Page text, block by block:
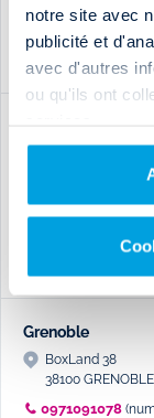
notre site avec
publicité et
avec d'autres
ou qu'ils ont
HORAIRES &
0971091078
HORAIRES &
Grenoble
BoxLand 38
38100 GRENOBLE
0971091078